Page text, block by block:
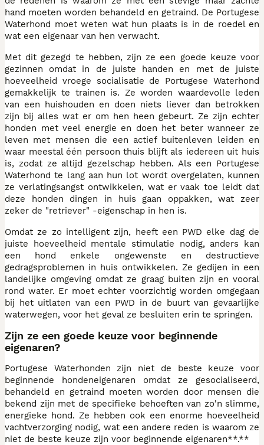
hand moeten worden behandeld en getraind. De Portugese
Waterhond moet weten wat hun plaats is in de roedel en
wat een eigenaar van hen verwacht.
Met dit gezegd te hebben, zijn ze een goede keuze voor
gezinnen omdat in de juiste handen en met de juiste
hoeveelheid vroege socialisatie de Portugese Waterhond
gemakkelijk te trainen is. Ze worden waardevolle leden
van een huishouden en doen niets liever dan betrokken
zijn bij alles wat er om hen heen gebeurt. Ze zijn echter
honden met veel energie en doen het beter wanneer ze
leven met mensen die een actief buitenleven leiden en
waar meestal één persoon thuis blijft als iedereen uit huis
is, zodat ze altijd gezelschap hebben. Als een Portugese
Waterhond te lang aan hun lot wordt overgelaten, kunnen
ze verlatingsangst ontwikkelen, wat er vaak toe leidt dat
deze honden dingen in huis gaan oppakken, wat zeer
zeker de "retriever" -eigenschap in hen is.
Omdat ze zo intelligent zijn, heeft een PWD elke dag de
juiste hoeveelheid mentale stimulatie nodig, anders kan
een hond enkele ongewenste en destructieve
gedragsproblemen in huis ontwikkelen. Ze gedijen in een
landelijke omgeving omdat ze graag buiten zijn en vooral
rond water. Er moet echter voorzichtig worden omgegaan
bij het uitlaten van een PWD in de buurt van gevaarlijke
waterwegen, voor het geval ze besluiten erin te springen.
Zijn ze een goede keuze voor beginnende
eigenaren?
Portugese Waterhonden zijn niet de beste keuze voor
beginnende hondeneigenaren omdat ze gesocialiseerd,
behandeld en getraind moeten worden door mensen die
bekend zijn met de specifieke behoeften van zo'n slimme,
energieke hond. Ze hebben ook een enorme hoeveelheid
vachtverzorging nodig, wat een andere reden is waarom ze
niet de beste keuze zijn voor beginnende eigenaren**.**